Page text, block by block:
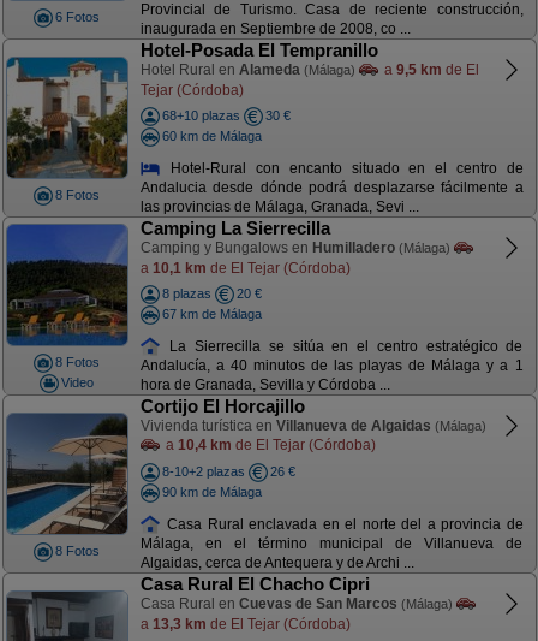
6 Fotos
Provincial de Turismo. Casa de reciente construcción,
inaugurada en Septiembre de 2008, co ...
8 Fotos
Hotel-Posada El Tempranillo
Hotel Rural en Alameda (Málaga) a 9,5 km de El
Tejar (Córdoba)
68+10 plazas
30 €
60 km de Málaga
Hotel-Rural con encanto situado en el centro de
Andalucia desde dónde podrá desplazarse fácilmente a
las provincias de Málaga, Granada, Sevi ...
8 Fotos
Video
Camping La Sierrecilla
Camping y Bungalows en Humilladero (Málaga)
a 10,1 km de El Tejar (Córdoba)
8 plazas
20 €
67 km de Málaga
La Sierrecilla se sitúa en el centro estratégico de
Andalucía, a 40 minutos de las playas de Málaga y a 1
hora de Granada, Sevilla y Córdoba ...
8 Fotos
Cortijo El Horcajillo
Vivienda turística en Villanueva de Algaidas (Málaga)
a 10,4 km de El Tejar (Córdoba)
8-10+2 plazas
26 €
90 km de Málaga
Casa Rural enclavada en el norte del a provincia de
Málaga, en el término municipal de Villanueva de
Algaidas, cerca de Antequera y de Archi ...
Casa Rural El Chacho Cipri
Casa Rural en Cuevas de San Marcos (Málaga)
a 13,3 km de El Tejar (Córdoba)